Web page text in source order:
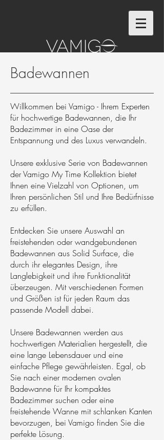
Badewannen
Willkommen bei Vamigo - Ihrem Experten
für hochwertige Badewannen, die Ihr
Badezimmer in eine Oase der
Entspannung und des Luxus verwandeln.
Unsere exklusive Serie von Badewannen
der Vamigo My Time Kollektion bietet
Ihnen eine Vielzahl von Optionen, um
Ihren persönlichen Stil und Ihre Bedürfnisse
zu erfüllen.
Entdecken Sie unsere Auswahl an
freistehenden oder wandgebundenen
Badewannen aus Solid Surface, die
durch ihr elegantes Design, ihre
Langlebigkeit und ihre Funktionalität
überzeugen. Mit verschiedenen Formen
und Größen ist für jeden Raum das
passende Modell dabei.
Unsere Badewannen werden aus
hochwertigen Materialien hergestellt, die
eine lange Lebensdauer und eine
einfache Pflege gewährleisten. Egal, ob
Sie nach einer modernen ovalen
Badewanne für Ihr kompaktes
Badezimmer suchen oder eine
freistehende Wanne mit schlanken Kanten
bevorzugen, bei Vamigo finden Sie die
perfekte Lösung.